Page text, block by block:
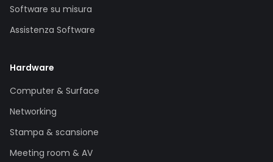
Software su misura
Assistenza Software
Hardware
Computer & Surface
Networking
Stampa & scansione
Meeting room & AV